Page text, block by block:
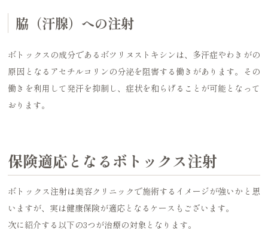
脇（汗腺）への注射
ボトックスの成分であるボツリヌストキシンは、多汗症やわきがの
原因となるアセチルコリンの分泌を阻害する働きがあります。その
働きを利用して発汗を抑制し、症状を和らげることが可能となって
おります。
保険適応となるボトックス注射
ボトックス注射は美容クリニックで施術するイメージが強いかと思
いますが、実は健康保険が適応となるケースもございます。
次に紹介する以下の3つが治療の対象となります。